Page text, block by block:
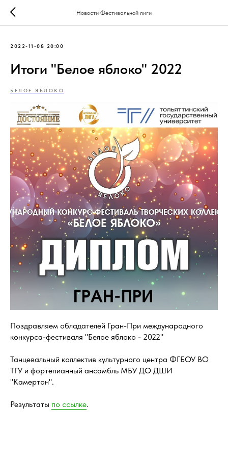
Новости Фестивальной лиги
2022-11-08 20:00
Итоги "Белое яблоко" 2022
БЕЛОЕ ЯБЛОКО
Поздравляем обладателей Гран-При международного
конкурса-фестиваля "Белое яблоко - 2022"
Танцевальный коллектив культурного центра ФГБОУ ВО
ТГУ и фортепианный ансамбль МБУ ДО ДШИ
"Камертон".
Результаты по ссылке.